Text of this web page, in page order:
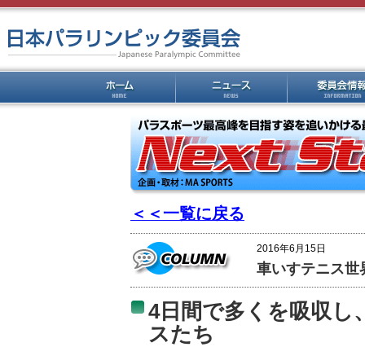
＜＜一覧に戻る
2016年6月15日
車いすテニス
4日間で多くを吸収し
スたち